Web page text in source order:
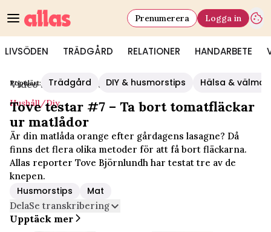
LIVSÖDEN TRÄDGÅRD RELATIONER HANDARBETE
Prenumerera Logga in
Populärt: Trädgård DIY & husmorstips Hälsa &
Video Start/Hushåll/diy
Hushåll/diy
Tove testar #7 – Ta bort tomatfläckar
ur matlådor
Är din matlåda orange efter gårdagens lasagne? Då
finns det flera olika metoder för att få bort fläckarna.
Allas reporter Tove Björnlundh har testat tre av de
knepen.
Husmorstips Mat
DelaSe transkribering
Upptäck mer